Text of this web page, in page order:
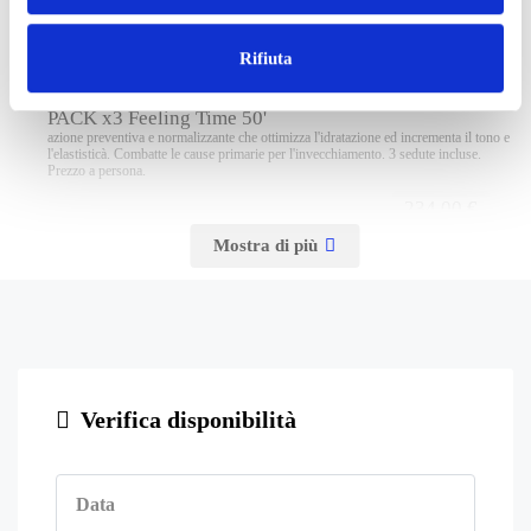
Rifiuta
PACKx3 Fisiomassaggio 50'
Pacchetto di 3 Fisiomassaggio da 50' per eliminare lo stess, riducendo ansia,
PACK x3 Feeling Time 50'
azione preventiva e normalizzante che ottimizza l'idratazione ed incrementa il tono e
l'elastisticà. Combatte le cause primarie per l'invecchiamento. 3 sedute incluse.
Prezzo a persona.
utilizzo camera doppia uso singola. Prezzo a persona al giorno.
Verifica disponibilità